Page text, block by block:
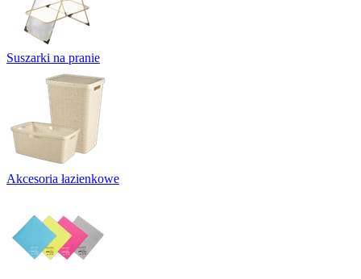
Suszarki na pranie
Akcesoria łazienkowe